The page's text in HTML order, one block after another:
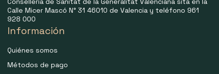
Calle Micer Mascó N° 31 46010 de Valencia y teléfono 961
928 000
Información
Quiénes somos
Métodos de pago